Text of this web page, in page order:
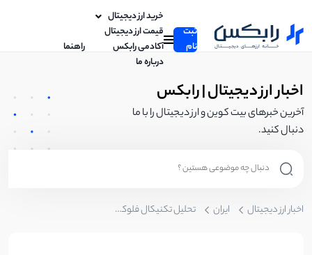
ثبت
نام
خرید ارز دیجیتال
قیمت ارز دیجیتال
آکادمی رابکس
راهنما
درباره ما
اخبار ارز دیجیتال | رابکس
آخرین خبرهای بیت کوین و ارز دیجیتال را با ما
دنبال کنید.
اخبار ارز دیجیتال ایران تحلیل تکنیکال فلوکی | بررسی روند قیمت Fluki تاریخ 1 اردیبهشت